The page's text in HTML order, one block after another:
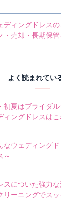
ディングドレス
・売却・長期保管
よく読まれてい
初夏はブライダ
ィングドレスはこ
なウェディング
～
スについた強力
リーニングでスッ